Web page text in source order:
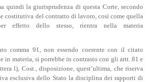
quindi la giurisprudenza di questa Corte, secondo
costitutiva del contratto di lavoro, così come quella
effetto dello stesso, rientra nella materia
comma 91, non essendo coerente con il citato
in materia, si porrebbe in contrasto con gli artt. 81 e
l), Cost., disposizione, quest’ultima, che riserva
esclusiva dello Stato la disciplina dei rapporti di